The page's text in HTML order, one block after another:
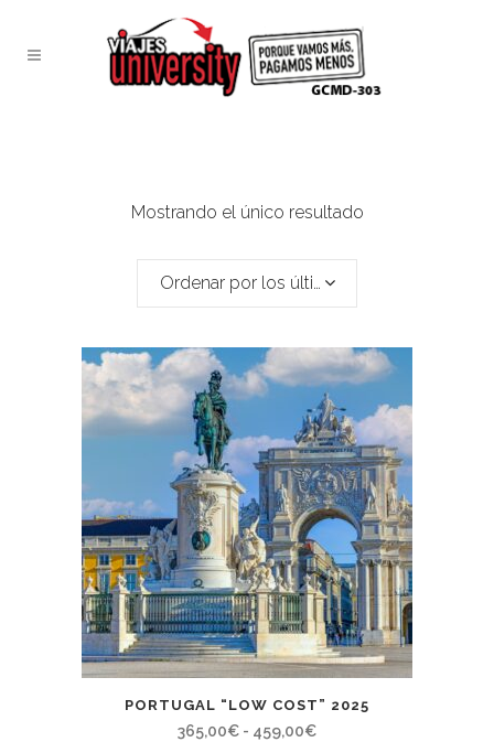
Mostrando el único resultado
Ordenar por los últimos
PORTUGAL “LOW COST” 2025
365,00€ - 459,00€Rango